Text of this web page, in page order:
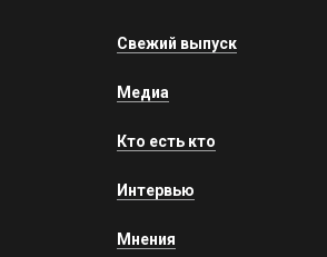
Свежий выпуск
Медиа
Кто есть кто
Интервью
Мнения